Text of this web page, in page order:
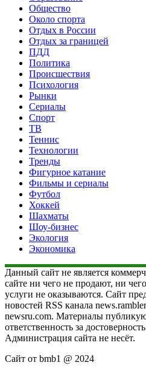
Общество
Около спорта
Отдых в России
Отдых за границей
ПДД
Политика
Происшествия
Психология
Рынки
Сериалы
Спорт
ТВ
Теннис
Технологии
Тренды
Фигурное катание
Фильмы и сериалы
Футбол
Хоккей
Шахматы
Шоу-бизнес
Экология
Экономика
Данный сайт не является
сайте ни чего не продают, ни
услуги не оказываются. Сайт
новостей RSS канала
newsru.com. Материалы
ответственность за
Администрация сайта не несёт.
Сайт от bmb1 @ 2024